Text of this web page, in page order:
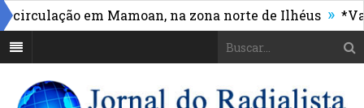
em Mamoan, na zona norte de Ilhéus » *Vasco